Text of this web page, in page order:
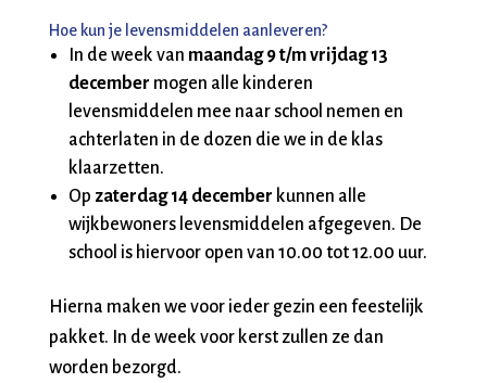
Hoe kun je levensmiddelen aanleveren?
In de week van maandag 9 t/m vrijdag 13
december mogen alle kinderen
levensmiddelen mee naar school nemen en
achterlaten in de dozen die we in de klas
klaarzetten.
Op zaterdag 14 december kunnen alle
wijkbewoners levensmiddelen afgegeven. De
school is hiervoor open van 10.00 tot 12.00 uur.
Hierna maken we voor ieder gezin een feestelijk
pakket. In de week voor kerst zullen ze dan
worden bezorgd.